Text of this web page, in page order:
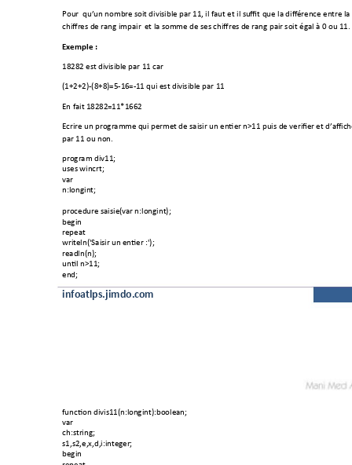
infoatlps.jimdo.com
Pour  qu’un nombre soit divisible par 11, il faut et il suffit que la différence entre la
chiffres de rang impair
  et la so
mme de ses chiffres de rang pair soit égal à 0 ou 11.
Exemple :
18282 est divisible par 11 car
(1+2+2)-(8+8)=5-16=-11 qui est divisible par 11
En fait 18282=11*1662
Ecrire un programme qui permet de saisir un entier n>11 puis de verifier et d’aff
par 11 ou non.
program div11;
uses wincrt;
var
n:longint;
procedure saisie(var n:longint);
begin
repeat
writeln('Saisir un entier :');
readln(n);
until n>11;
end;
function divis11(n:longint):boolean;
var
ch:string;
s1,s2,e,x,d,i:integer;
begin